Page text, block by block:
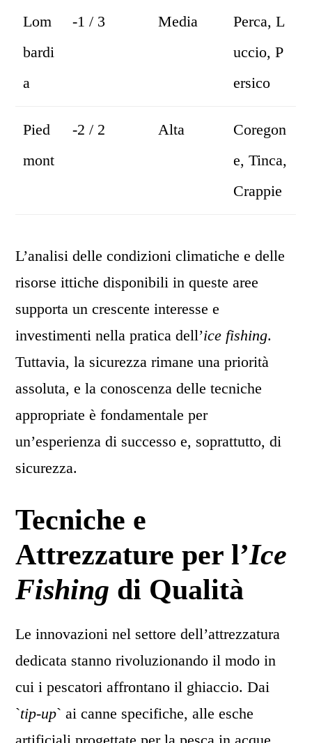
Lom
bardi
a
-1 / 3 Media
Perca, L
uccio, P
ersico
Pied
mont
-2 / 2 Alta
Coregon
e, Tinca,
Crappie
L’analisi delle condizioni climatiche e delle
risorse ittiche disponibili in queste aree
supporta un crescente interesse e
investimenti nella pratica dell’ice fishing.
Tuttavia, la sicurezza rimane una priorità
assoluta, e la conoscenza delle tecniche
appropriate è fondamentale per
un’esperienza di successo e, soprattutto, di
sicurezza.
Tecniche e
Attrezzature per l’Ice
Fishing di Qualità
Le innovazioni nel settore dell’attrezzatura
dedicata stanno rivoluzionando il modo in
cui i pescatori affrontano il ghiaccio. Dai
`tip-up` ai canne specifiche, alle esche